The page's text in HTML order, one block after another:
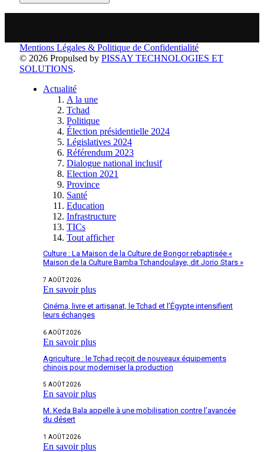
Mentions Légales & Politique de Confidentialité
© 2026 Propulsed by PISSAY TECHNOLOGIES ET
SOLUTIONS.
Actualité
A la une
Tchad
Politique
Élection présidentielle 2024
Législatives 2024
Référendum 2023
Dialogue national inclusif
Election 2021
Province
Santé
Education
Infrastructure
TICs
Tout afficher
Culture : La Maison de la Culture de Bongor rebaptisée «
Maison de la Culture Bamba Tchandoulaye, dit Jorio Stars »
7 AOÛT 2026
En savoir plus
Cinéma, livre et artisanat, le Tchad et l’Égypte intensifient
leurs échanges
6 AOÛT 2026
En savoir plus
Agriculture : le Tchad reçoit de nouveaux équipements
chinois pour moderniser la production
5 AOÛT 2026
En savoir plus
M. Keda Bala appelle à une mobilisation contre l’avancée
du désert
1 AOÛT 2026
En savoir plus